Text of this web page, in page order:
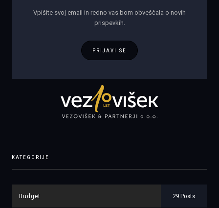
Vpišite svoj email in redno vas bom obveščala o novih
prispevkih.
PRIJAVI SE
KATEGORIJE
Budget 29 Posts